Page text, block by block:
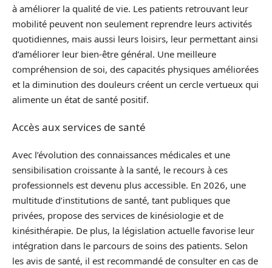
à améliorer la qualité de vie. Les patients retrouvant leur
mobilité peuvent non seulement reprendre leurs activités
quotidiennes, mais aussi leurs loisirs, leur permettant ainsi
d’améliorer leur bien-être général. Une meilleure
compréhension de soi, des capacités physiques améliorées
et la diminution des douleurs créent un cercle vertueux qui
alimente un état de santé positif.
Accès aux services de santé
Avec l’évolution des connaissances médicales et une
sensibilisation croissante à la santé, le recours à ces
professionnels est devenu plus accessible. En 2026, une
multitude d’institutions de santé, tant publiques que
privées, propose des services de kinésiologie et de
kinésithérapie. De plus, la législation actuelle favorise leur
intégration dans le parcours de soins des patients. Selon
les avis de santé, il est recommandé de consulter en cas de